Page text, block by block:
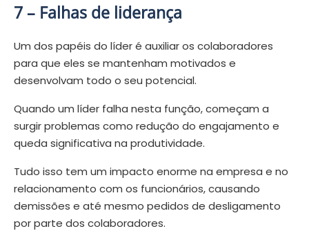
7 – Falhas de liderança
Um dos papéis do líder é auxiliar os colaboradores
para que eles se mantenham motivados e
desenvolvam todo o seu potencial.
Quando um líder falha nesta função, começam a
surgir problemas como redução do engajamento e
queda significativa na produtividade.
Tudo isso tem um impacto enorme na empresa e no
relacionamento com os funcionários, causando
demissões e até mesmo pedidos de desligamento
por parte dos colaboradores.